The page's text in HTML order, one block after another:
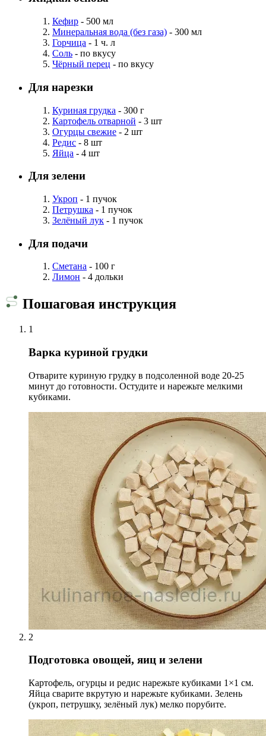
Кефир - 500 мл
Минеральная вода (без газа) - 300 мл
Горчица - 1 ч. л
Соль - по вкусу
Чёрный перец - по вкусу
Для нарезки
Куриная грудка - 300 г
Картофель отварной - 3 шт
Огурцы свежие - 2 шт
Редис - 8 шт
Яйца - 4 шт
Для зелени
Укроп - 1 пучок
Петрушка - 1 пучок
Зелёный лук - 1 пучок
Для подачи
Сметана - 100 г
Лимон - 4 дольки
Пошаговая инструкция
1
Варка куриной грудки
Отварите куриную грудку в подсоленной воде 20-25
минут до готовности. Остудите и нарежьте мелкими
кубиками.
2
Подготовка овощей, яиц и зелени
Картофель, огурцы и редис нарежьте кубиками 1×1 см.
Яйца сварите вкрутую и нарежьте кубиками. Зелень
(укроп, петрушку, зелёный лук) мелко порубите.